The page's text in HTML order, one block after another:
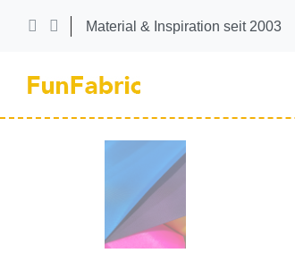
Material & Inspiration seit 2003